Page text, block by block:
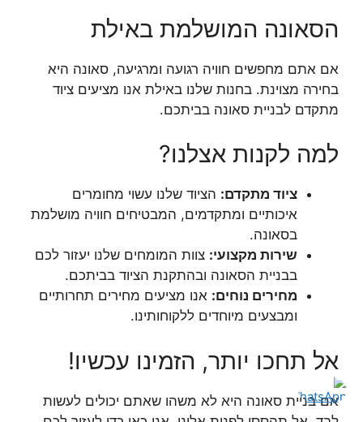
הסאונה המושלמת באילת
אם אתם מחפשים חוויה רגועה ומרגיעה, סאונה היא
בחירה מצוינת. בחנות שלנו באילת אנו מציעים ציוד
מתקדם לבניית סאונה בביתכם.
למה לקנות אצלנו?
ציוד מתקדם: הציוד שלנו עשוי מחומרים
איכותיים ומתקדמים, המבטיחים חוויה מושלמת
בסאונה.
שירות מקצועי: צוות המומחים שלנו יעזור לכם
בבניית הסאונה ובהתקנת הציוד בביתכם.
מחירים נוחים: אנו מציעים מחירים תחרותיים
ומבצעים מיוחדים ללקוחותינו.
אל תחכו יותר, הזמינו עכשיו!
אם בניית סאונה היא לא משהו שאתם יכולים לעשות